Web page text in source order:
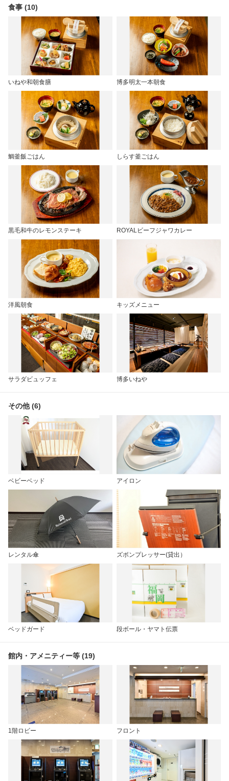
食事 (10)
いねや和朝食膳 博多明太一本朝食
鯛釜飯ごはん しらす釜ごはん
黒毛和牛のレモンステーキ ROYALビーフジャワカレー
洋風朝食 キッズメニュー
サラダビュッフェ 博多いねや
その他 (6)
ベビーベッド アイロン
レンタル傘 ズボンプレッサー(貸出）
ベッドガード 段ボール・ヤマト伝票
館内・アメニティー等 (19)
1階ロビー フロント